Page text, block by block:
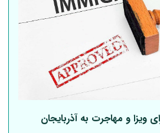
ویزا و مهاجرت به آذربایجان